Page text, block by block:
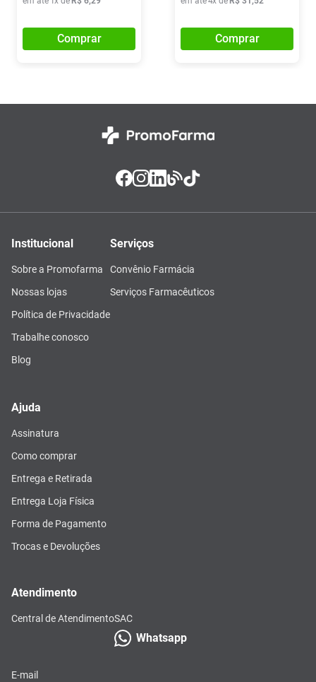
Comprar Comprar
Institucional
Sobre a Promofarma
Nossas lojas
Política de Privacidade
Trabalhe conosco
Blog
Serviços
Convênio Farmácia
Serviços Farmacêuticos
Ajuda
Assinatura
Como comprar
Entrega e Retirada
Entrega Loja Física
Forma de Pagamento
Trocas e Devoluções
Atendimento
Central de AtendimentoSAC
Whatsapp
E-mail